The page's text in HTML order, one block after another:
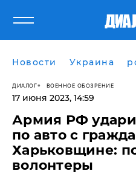
Новости Украина
ДИАЛОГ ВОЕННОЕ ОБОЗРЕНИЕ
17 июня 2023, 14:59
​Армия РФ
по авто с
Харьковщине:
волонтеры